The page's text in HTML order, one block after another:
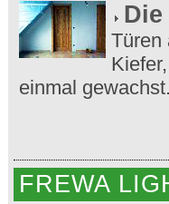
Türen
einmal
FREWA